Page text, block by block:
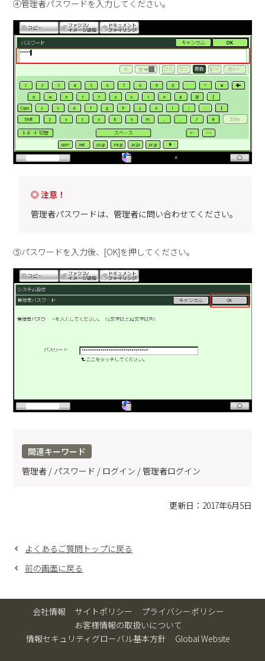
④管理者パスワードを入力してください。
◎ 注意！
管理者パスワードは、管理者に問い合わせてください。
⑤パスワードを入力後、[OK]を押してください。
関連キーワード
管理者 / パスワード / ログイン / 管理者ログイン
更新日：2017年6月5日
よくあるご質問トップに戻る
前の画面に戻る
会社情報 サイトポリシー
プライバシーポリシー
お客様情報の取扱いについて
情報セキュリティグローバル基本方針
Global Website